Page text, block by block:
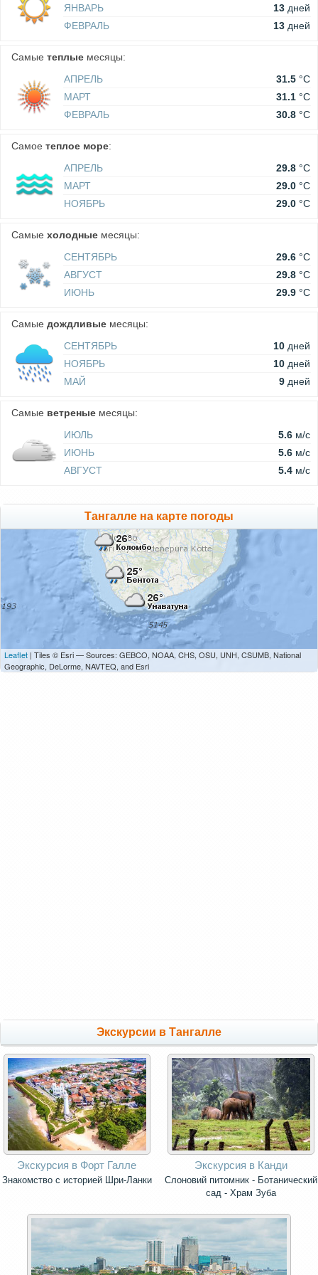
ЯНВАРЬ 13 дней
ФЕВРАЛЬ
13 дней
Самые теплые месяцы:
АПРЕЛЬ
31.5 °C
МАРТ
31.1 °C
ФЕВРАЛЬ
30.8 °C
Самое теплое море:
АПРЕЛЬ
29.8 °C
МАРТ
29.0 °C
НОЯБРЬ
29.0 °C
Самые холодные месяцы:
СЕНТЯБРЬ
29.6 °C
АВГУСТ
29.8 °C
ИЮНЬ
29.9 °C
Самые дождливые месяцы:
СЕНТЯБРЬ
10 дней
НОЯБРЬ
10 дней
МАЙ
9 дней
Самые ветреные месяцы:
ИЮЛЬ
5.6 м/c
ИЮНЬ
5.6 м/c
АВГУСТ
5.4 м/c
Тангалле на карте погоды
Leaflet | Tiles © Esri — Sources: GEBCO, NOAA, CHS, OSU, UNH, CSUMB, National
Geographic, DeLorme, NAVTEQ, and Esri
Экскурсии в Тангалле
Экскурсия в Форт Галле
Знакомство с историей Шри-Ланки
Экскурсия в Канди
Слоновий питомник - Ботанический
сад - Храм Зуба